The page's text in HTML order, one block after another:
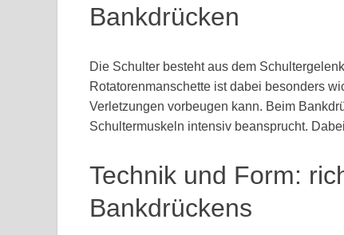
Bankdrücken
Die Schulter besteht aus dem
Rotatorenmanschette ist dabei besonders
Verletzungen vorbeugen kann. Beim
Schultermuskeln intensiv beansprucht.
Technik und Form:
Bankdrückens